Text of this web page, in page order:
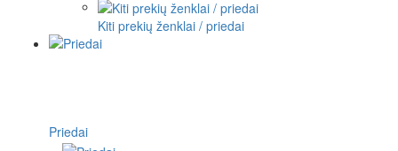
Kiti prekių ženklai / priedai
Priedai